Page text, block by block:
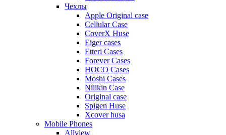
Чехлы
Apple Original case
Cellular Case
CoverX Huse
Eiger cases
Etteri Cases
Forever Cases
HOCO Cases
Moshi Cases
Nillkin Case
Original case
Spigen Huse
Xcover husa
Mobile Phones
Allview